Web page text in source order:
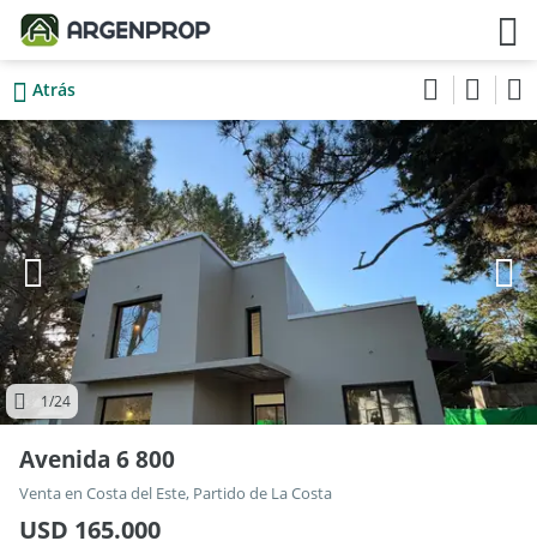
Atrás
1/24
Avenida 6 800
Venta en Costa del Este, Partido de La Costa
USD 165.000